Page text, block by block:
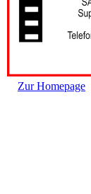
Zur Homepage